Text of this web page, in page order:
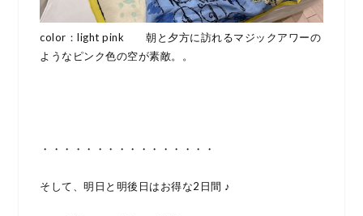
color：light pink 朝と夕方に訪れるマジックアワーの
ようなピンク色の空が素敵。。
・・・・・・・・・・・・・・・・
そして、明日と明後日はお得な2日間 ♪